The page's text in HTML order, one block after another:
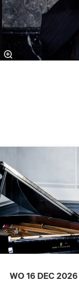
WO 16 DEC 2026